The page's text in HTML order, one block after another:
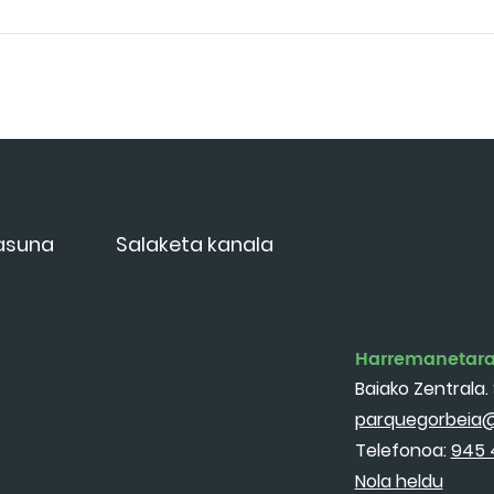
Salaketa kanala
Baiako Zentrala.
Telefonoa:945
Nola heldu